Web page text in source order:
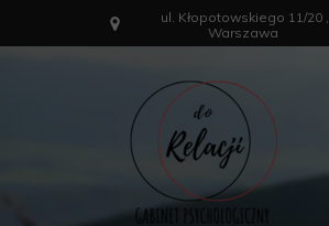
ul. Kłopotowskiego 11/20 ,
Warszawa